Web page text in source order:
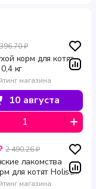
396.70 ₽
корм для котят
кг
магазина
10 августа
2 490.26 ₽
лакомства
для котят Holistic
2 кг
магазина